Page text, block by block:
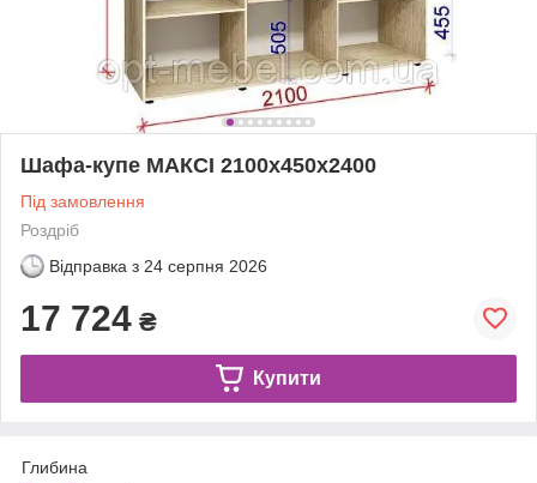
Шафа-купе МАКСІ 2100х450х2400
Під замовлення
Роздріб
Відправка з 24 серпня 2026
17 724 ₴
Купити
Глибина